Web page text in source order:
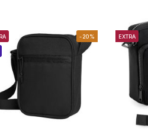
-20% EXTRA